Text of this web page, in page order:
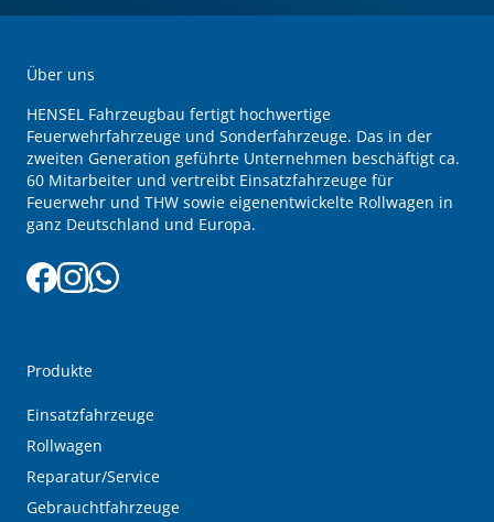
Über uns
HENSEL Fahrzeugbau fertigt hochwertige
Feuerwehrfahrzeuge und Sonderfahrzeuge. Das in der
zweiten Generation geführte Unternehmen beschäftigt ca.
60 Mitarbeiter und vertreibt Einsatzfahrzeuge für
Feuerwehr und THW sowie eigenentwickelte Rollwagen in
ganz Deutschland und Europa.
Produkte
Einsatzfahrzeuge
Rollwagen
Reparatur/Service
Gebrauchtfahrzeuge